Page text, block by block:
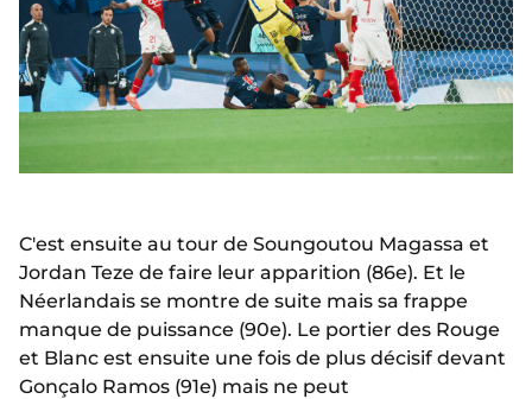
C'est ensuite au tour de Soungoutou Magassa et
Jordan Teze de faire leur apparition (86e). Et le
Néerlandais se montre de suite mais sa frappe
manque de puissance (90e). Le portier des Rouge
et Blanc est ensuite une fois de plus décisif devant
Gonçalo Ramos (91e) mais ne peut